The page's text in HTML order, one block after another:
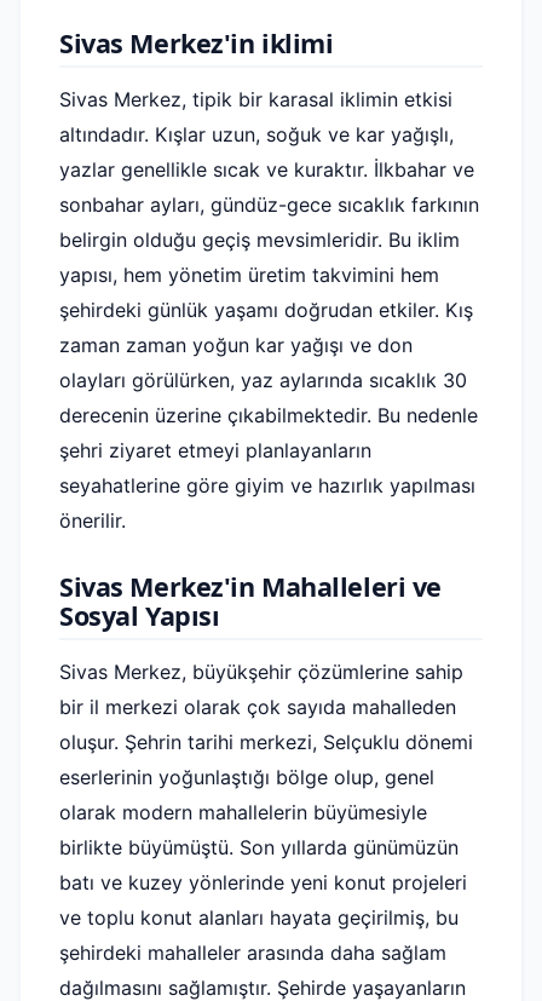
Sivas Merkez'in iklimi
Sivas Merkez, tipik bir karasal iklimin etkisi
altındadır. Kışlar uzun, soğuk ve kar yağışlı,
yazlar genellikle sıcak ve kuraktır. İlkbahar ve
sonbahar ayları, gündüz-gece sıcaklık farkının
belirgin olduğu geçiş mevsimleridir. Bu iklim
yapısı, hem yönetim üretim takvimini hem
şehirdeki günlük yaşamı doğrudan etkiler. Kış
zaman zaman yoğun kar yağışı ve don
olayları görülürken, yaz aylarında sıcaklık 30
derecenin üzerine çıkabilmektedir. Bu nedenle
şehri ziyaret etmeyi planlayanların
seyahatlerine göre giyim ve hazırlık yapılması
önerilir.
Sivas Merkez'in Mahalleleri ve
Sosyal Yapısı
Sivas Merkez, büyükşehir çözümlerine sahip
bir il merkezi olarak çok sayıda mahalleden
oluşur. Şehrin tarihi merkezi, Selçuklu dönemi
eserlerinin yoğunlaştığı bölge olup, genel
olarak modern mahallelerin büyümesiyle
birlikte büyümüştü. Son yıllarda günümüzün
batı ve kuzey yönlerinde yeni konut projeleri
ve toplu konut alanları hayata geçirilmiş, bu
şehirdeki mahalleler arasında daha sağlam
dağılmasını sağlamıştır. Şehirde yaşayanların